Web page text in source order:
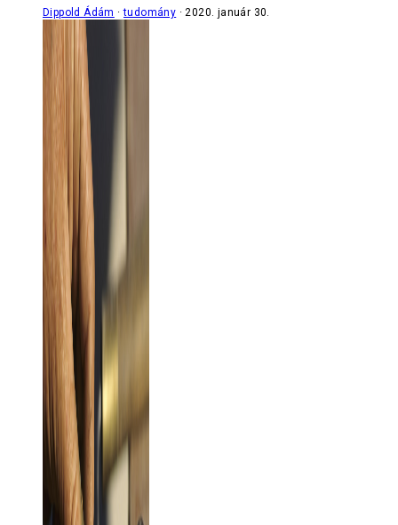
Dippold Ádám tudomány 2020. január 30.